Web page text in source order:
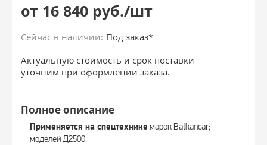
от 16 840 руб./шт
Сейчас в наличии: Под заказ*
Актуальную стоимость и срок поставки
уточним при оформлении заказа.
Полное описание
Применяется на спецтехнике марок Balkancar;
моделей Д2500.